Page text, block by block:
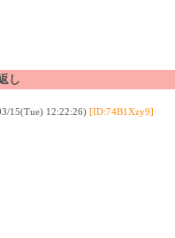
し
15(Tue) 12:22:26) [ID:74B1Xzy9]